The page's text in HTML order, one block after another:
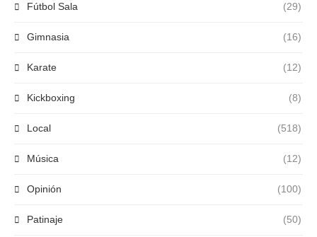
Fútbol Sala (29)
Gimnasia (16)
Karate (12)
Kickboxing (8)
Local (518)
Música (12)
Opinión (100)
Patinaje (50)